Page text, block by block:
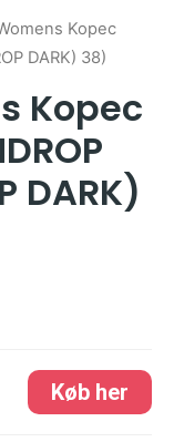
Kopec
DARK) 38)
Kopec
DARK)